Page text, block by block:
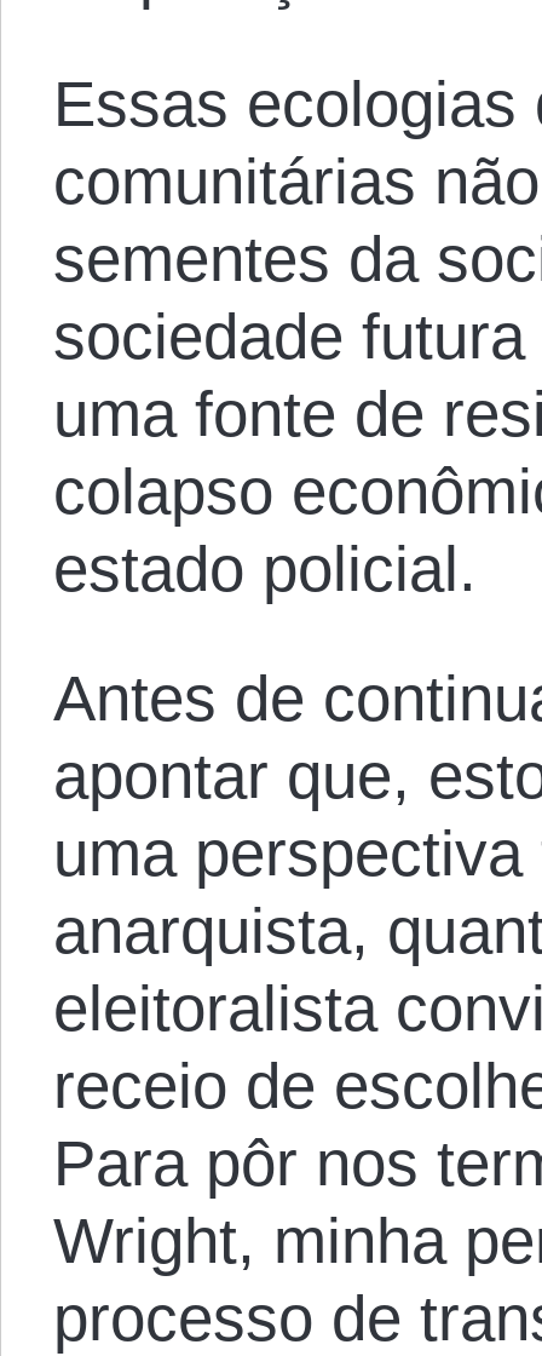
Essas
comunitárias
sementes da
sociedade
uma fonte de
colapso
estado policial.
Antes de
apontar que,
uma
anarquista,
eleitoralista
receio de
Para pôr nos
Wright, minha
processo de